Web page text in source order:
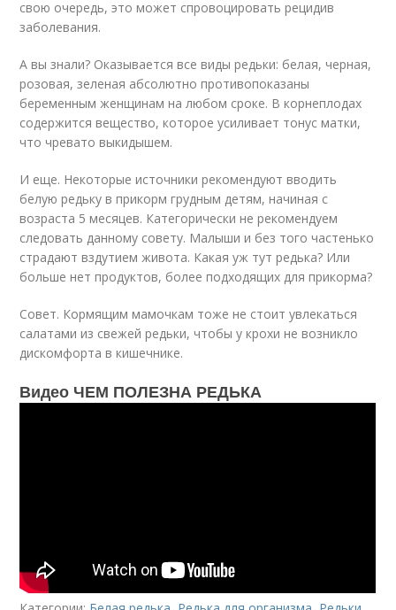
свою очередь, это может спровоцировать рецидив
заболевания.
А вы знали? Оказывается все виды редьки: белая, черная,
розовая, зеленая абсолютно противопоказаны
беременным женщинам на любом сроке. В корнеплодах
содержится вещество, которое усиливает тонус матки,
что чревато выкидышем.
И еще. Некоторые источники рекомендуют вводить
белую редьку в прикорм грудным детям, начиная с
возраста 5 месяцев. Категорически не рекомендуем
следовать данному совету. Малыши и без того частенько
страдают вздутием живота. Какая уж тут редька? Или
больше нет продуктов, более подходящих для прикорма?
Совет. Кормящим мамочкам тоже не стоит увлекаться
салатами из свежей редьки, чтобы у крохи не возникло
дискомфорта в кишечнике.
Видео ЧЕМ ПОЛЕЗНА РЕДЬКА